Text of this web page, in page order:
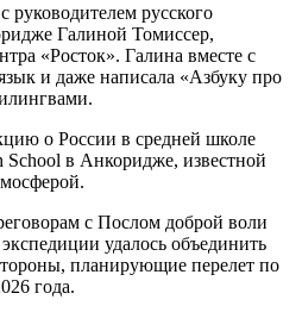
русского
Галиной Томиссер,
«Росток». Галина вместе с
и даже написала «Азбуку про
о России в средней школе
School в Анкоридже, известной
с Послом доброй воли
удалось объединить
планирующие перелет по
года.